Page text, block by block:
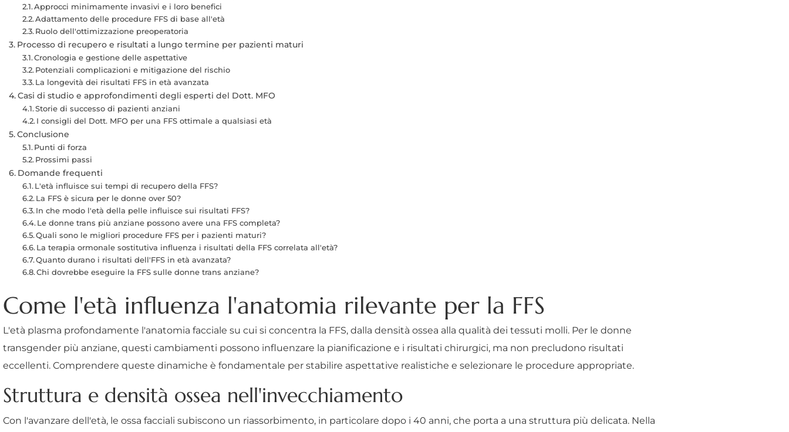
Approcci minimamente invasivi e i loro benefici
Adattamento delle procedure FFS di base all'età
Ruolo dell'ottimizzazione preoperatoria
Processo di recupero e risultati a lungo termine per pazienti maturi
Cronologia e gestione delle aspettative
Potenziali complicazioni e mitigazione del rischio
La longevità dei risultati FFS in età avanzata
Casi di studio e approfondimenti degli esperti del Dott. MFO
Storie di successo di pazienti anziani
I consigli del Dott. MFO per una FFS ottimale a qualsiasi età
Conclusione
Punti di forza
Prossimi passi
Domande frequenti
L'età influisce sui tempi di recupero della FFS?
La FFS è sicura per le donne over 50?
In che modo l'età della pelle influisce sui risultati FFS?
Le donne trans più anziane possono avere una FFS completa?
Quali sono le migliori procedure FFS per i pazienti maturi?
La terapia ormonale sostitutiva influenza i risultati della FFS correlata all'età?
Quanto durano i risultati dell'FFS in età avanzata?
Chi dovrebbe eseguire la FFS sulle donne trans anziane?
Come l'età influenza l'anatomia rilevante per la FFS
L'età plasma profondamente l'anatomia facciale su cui si concentra la FFS, dalla densità ossea alla qualità dei tessuti molli. Per le donne
transgender più anziane, questi cambiamenti possono influenzare la pianificazione e i risultati chirurgici, ma non precludono risultati
eccellenti. Comprendere queste dinamiche è fondamentale per stabilire aspettative realistiche e selezionare le procedure appropriate.
Struttura e densità ossea nell'invecchiamento
Con l'avanzare dell'età, le ossa facciali subiscono un riassorbimento, in particolare dopo i 40 anni, che porta a una struttura più delicata. Nella